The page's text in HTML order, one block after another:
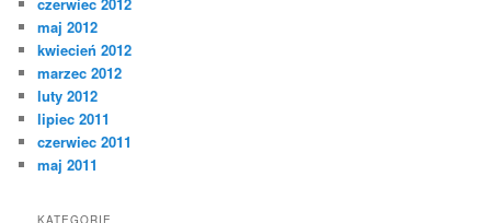
maj 2012
kwiecień 2012
marzec 2012
luty 2012
lipiec 2011
czerwiec 2011
maj 2011
KATEGORIE